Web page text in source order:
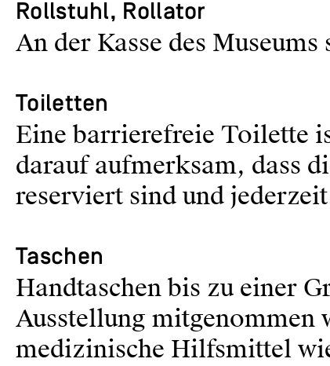
Rollstuhl, Rollator
An der Kasse des
Toiletten
Eine barrierefreie Toilette
darauf aufmerksam, dass
reserviert sind und
Taschen
Handtaschen bis zu einer
Ausstellung mitgenommen
medizinische Hilfsmittel